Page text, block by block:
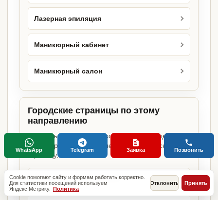
Лазерная эпиляция
Маникюрный кабинет
Маникюрный салон
Городские страницы по этому
направлению
Если объект работает в конкретном городе,
можно сразу открыть релевантную городскую
страницу.
Студия красоты в Москве
Cookie помогают сайту и формам работать корректно.
Для статистики посещений используем
Яндекс.Метрику. Политика
Отклонить Принять
WhatsApp Telegram Заявка Позвонить